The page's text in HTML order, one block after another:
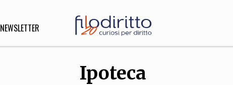
NEWSLETTER
Ipoteca